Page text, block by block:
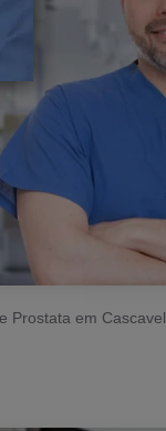
Prostata em Cascavel